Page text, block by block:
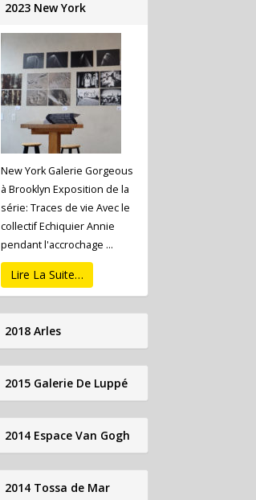
2023 New York
New York Galerie Gorgeous
à Brooklyn Exposition de la
série: Traces de vie Avec le
collectif Echiquier Annie
pendant l'accrochage ...
Lire La Suite…
2018 Arles
2015 Galerie De Luppé
2014 Espace Van Gogh
2014 Tossa de Mar